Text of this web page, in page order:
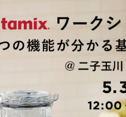
製品情報